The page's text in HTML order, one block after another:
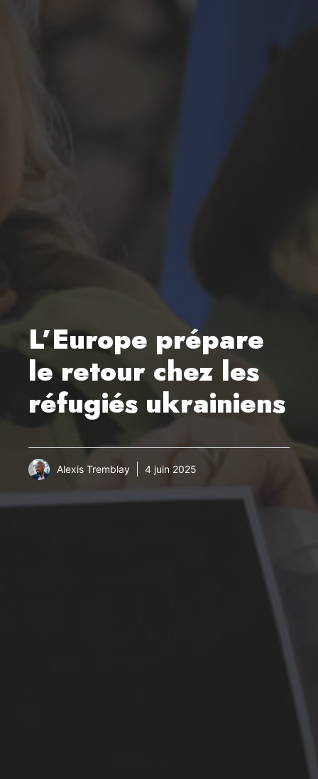
L’Europe prépare
le retour chez les
réfugiés ukrainiens
Alexis Tremblay 4 juin 2025